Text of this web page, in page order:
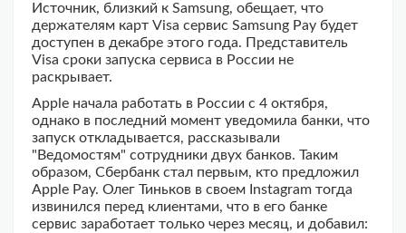
Источник, близкий к Samsung, обещает, что
держателям карт Visa сервис Samsung Pay будет
доступен в декабре этого года. Представитель
Visa сроки запуска сервиса в России не
раскрывает.
Apple начала работать в России с 4 октября,
однако в последний момент уведомила банки, что
запуск откладывается, рассказывали
"Ведомостям" сотрудники двух банков. Таким
образом, Сбербанк стал первым, кто предложил
Apple Pay. Олег Тиньков в своем Instagram тогда
извинился перед клиентами, что в его банке
сервис заработает только через месяц, и добавил: